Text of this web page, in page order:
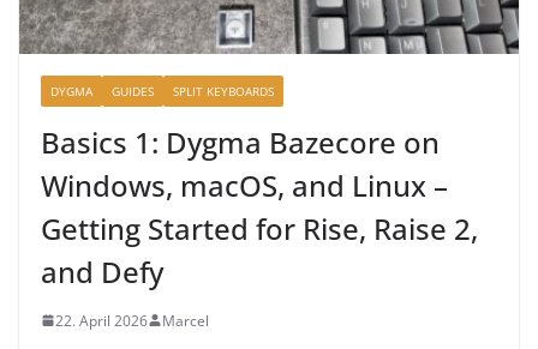
DYGMA GUIDES SPLIT KEYBOARDS
Basics 1: Dygma Bazecore on
Windows, macOS, and Linux –
Getting Started for Rise, Raise 2,
and Defy
22. April 2026 Marcel